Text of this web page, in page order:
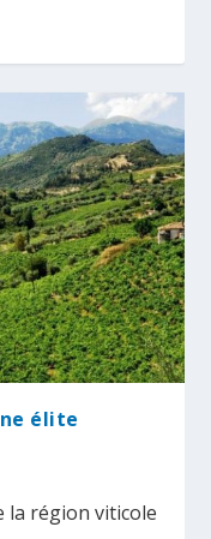
élite
la région viticole